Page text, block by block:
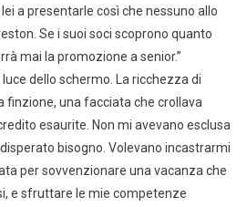
a presentarle così che nessuno allo
Se i suoi soci scoprono quanto
mai la promozione a senior.”
dello schermo. La ricchezza di
finzione, una facciata che crollava
esaurite. Non mi avevano esclusa
bisogno. Volevano incastrarmi
per sovvenzionare una vacanza che
e sfruttare le mie competenze